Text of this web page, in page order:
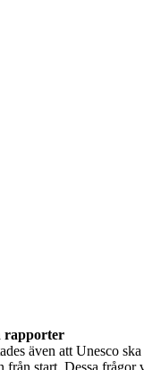
rapporter
även att Unesco
från start. Dessa